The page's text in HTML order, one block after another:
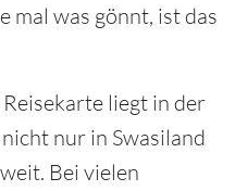
mal was gönnt, ist das
liegt in der
nur in Swasiland
Bei vielen